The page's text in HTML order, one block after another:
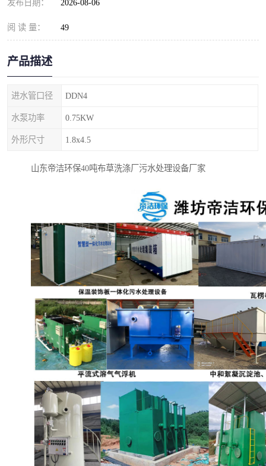
发布日期： 2026-08-06
阅 读 量： 49
产品描述
进水管口径 DDN4
水泵功率 0.75KW
外形尺寸 1.8x4.5
山东帝洁环保40吨布草洗涤厂污水处理设备厂家
酿酒厂一体化污水处理设
备
生活一体化污水处理设备
复合二氧化氯发生器污水
处理设备
屠宰场一体化污水处理设
地埋式一体化污水处理设 加药装置污水设备
MBR膜污水处理设备
气浮机一体化污水处理设 污水处理设备生产厂家
印刷厂污水处理设备 二级生化污水处理设备
污水提升泵站 口腔科污水处理设备
A2O污水处理设备 乡村污水处理一体化设备
风景区生活污水处理一体 一体化污水处理设备
无动力一体化污水处理设 服务区一体化污水处理设
备
成套生活污水处理设备 小型污水处理设备